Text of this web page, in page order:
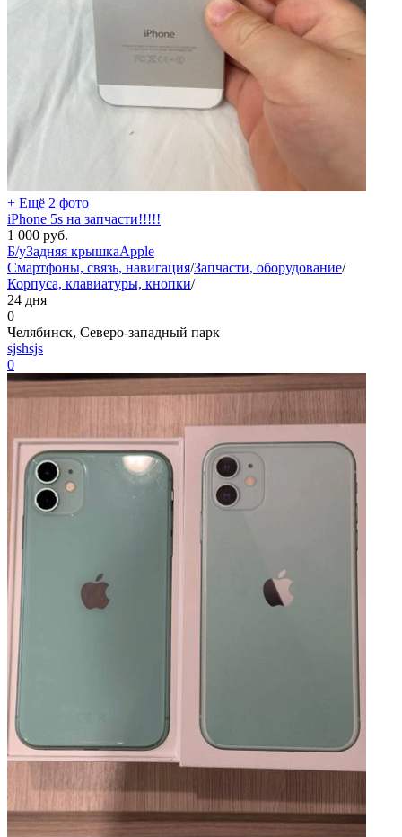
+ Ещё 2 фото
iPhone 5s на запчасти!!!!!
1 000 руб.
Б/уЗадняя крышкаApple
Смартфоны, связь, навигация/Запчасти, оборудование/
Корпуса, клавиатуры, кнопки/
24 дня
0
Челябинск, Северо-западный парк
sjshsjs
0